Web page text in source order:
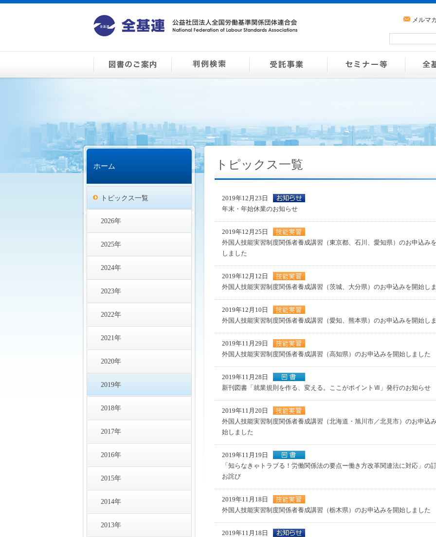
メルマ
ホーム
トピックス一覧
2026年
2025年
2024年
2023年
2022年
2021年
2020年
2019年
2018年
2017年
2016年
2015年
2014年
2013年
トピックス一覧
2019年12月23日
年末・年始休業のお知らせ
2019年12月25日
外国人技能実習制度関係者養成講習（東京都、石川、愛知県）のお申込み
しました
2019年12月12日
外国人技能実習制度関係者養成講習（茨城、大分県）のお申込みを開始し
2019年12月10日
外国人技能実習制度関係者養成講習（愛知、熊本県）のお申込みを開始し
2019年11月29日
外国人技能実習制度関係者養成講習（高知県）のお申込みを開始しました
2019年11月28日
新刊図書「就業規則を作る、変える。ここがポイントⅦ」発行のお知らせ
2019年11月20日
外国人技能実習制度関係者養成講習（北海道・旭川市／北見市）のお申込
始しました
2019年11月19日
「知らなきゃトラブる！労働関係法の要点ー働き方改革関連法に対応」の
お詫び
2019年11月18日
外国人技能実習制度関係者養成講習（栃木県）のお申込みを開始しました
2019年11月18日